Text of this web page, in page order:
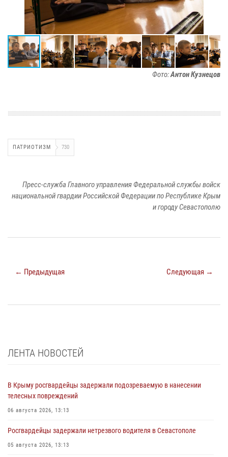
Фото:Антон Кузнецов
ПАТРИОТИЗМ 730
Пресс-служба Главного управления Федеральной службы войск
национальной гвардии Российской Федерации по Республике Крым
и городу Севастополю
← Предыдущая Следующая →
ЛЕНТА НОВОСТЕЙ
В Крыму росгвардейцы задержали подозреваемую в нанесении
телесных повреждений
06 августа 2026, 13:13
Росгвардейцы задержали нетрезвого водителя в Севастополе
05 августа 2026, 13:13